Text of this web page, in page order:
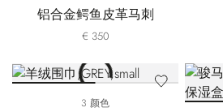
铝合金鳄鱼皮革马刺
€ 350
3 颜色